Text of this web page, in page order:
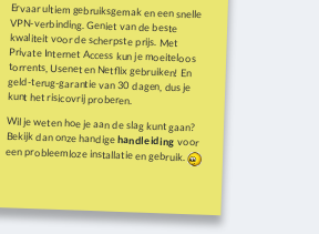
Ervaar ultiem gebruiksgemak en een snelle
VPN-verbinding. Geniet van de beste
kwaliteit voor de scherpste prijs. Met
Private Internet Access kun je moeiteloos
torrents, Usenet en Netflix gebruiken! En
geld-terug-garantie van 30 dagen, dus je
kunt het risicovrij proberen.
Wil je weten hoe je aan de slag kunt gaan?
Bekijk dan onze handigehandleiding voor
een probleemloze installatie en gebruik.